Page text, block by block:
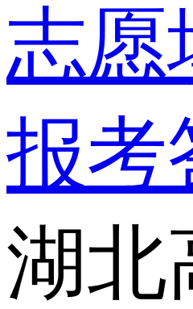
志愿
报考
湖北